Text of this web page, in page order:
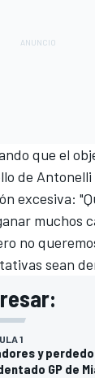
que el
de Antonelli
excesiva:
muchos
no
sean
1
y
GP de